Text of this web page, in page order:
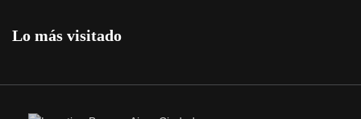
Lo más visitado